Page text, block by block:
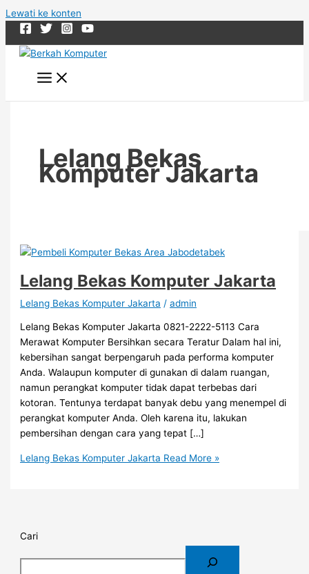
Lewati ke konten
Lelang Bekas
Komputer Jakarta
Lelang Bekas Komputer Jakarta
Lelang Bekas Komputer Jakarta /admin
Lelang Bekas Komputer Jakarta 0821-2222-5113 Cara
Merawat Komputer Bersihkan secara Teratur Dalam hal ini,
kebersihan sangat berpengaruh pada performa komputer
Anda. Walaupun komputer di gunakan di dalam ruangan,
namun perangkat komputer tidak dapat terbebas dari
kotoran. Tentunya terdapat banyak debu yang menempel di
perangkat komputer Anda. Oleh karena itu, lakukan
pembersihan dengan cara yang tepat […]
Lelang Bekas Komputer Jakarta Read More »
Cari